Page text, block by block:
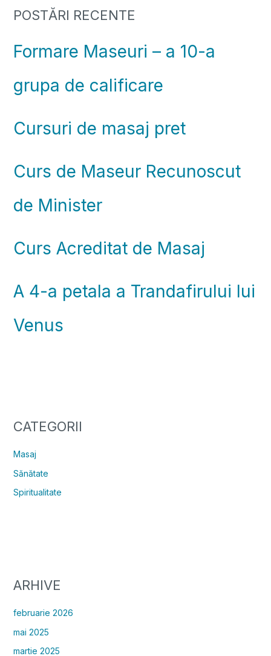
POSTĂRI RECENTE
Formare Maseuri – a 10-a
grupa de calificare
Cursuri de masaj pret
Curs de Maseur Recunoscut
de Minister
Curs Acreditat de Masaj
A 4-a petala a Trandafirului lui
Venus
CATEGORII
Masaj
Sănătate
Spiritualitate
ARHIVE
februarie 2026
mai 2025
martie 2025